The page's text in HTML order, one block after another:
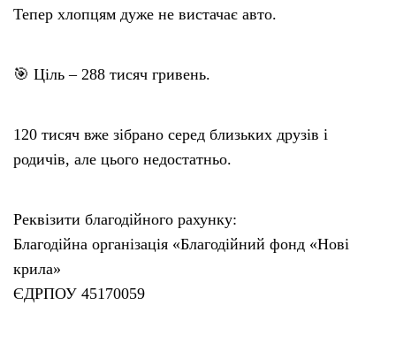
Тепер хлопцям дуже не вистачає авто.
🎯 Ціль – 288 тисяч гривень.
120 тисяч вже зібрано серед близьких друзів і
родичів, але цього недостатньо.
Реквізити благодійного рахунку:
Благодійна організація «Благодійний фонд «Нові
крила»
ЄДРПОУ 45170059